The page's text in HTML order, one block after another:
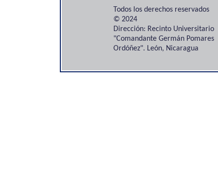
Todos los derechos reservados
© 2024
Dirección: Recinto Universitario
"Comandante Germán Pomares
Ordóñez". León, Nicaragua